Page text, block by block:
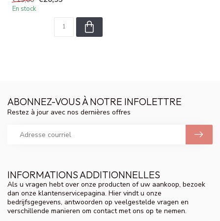
En stock
INFORMATIONS ADDITIONNELLES
Als u vragen hebt over onze producten of uw aankoop, bezoek
dan onze klantenservicepagina. Hier vindt u onze
bedrijfsgegevens, antwoorden op veelgestelde vragen en
verschillende manieren om contact met ons op te nemen.
ABONNEZ-VOUS À NOTRE INFOLETTRE
Restez à jour avec nos dernières offres